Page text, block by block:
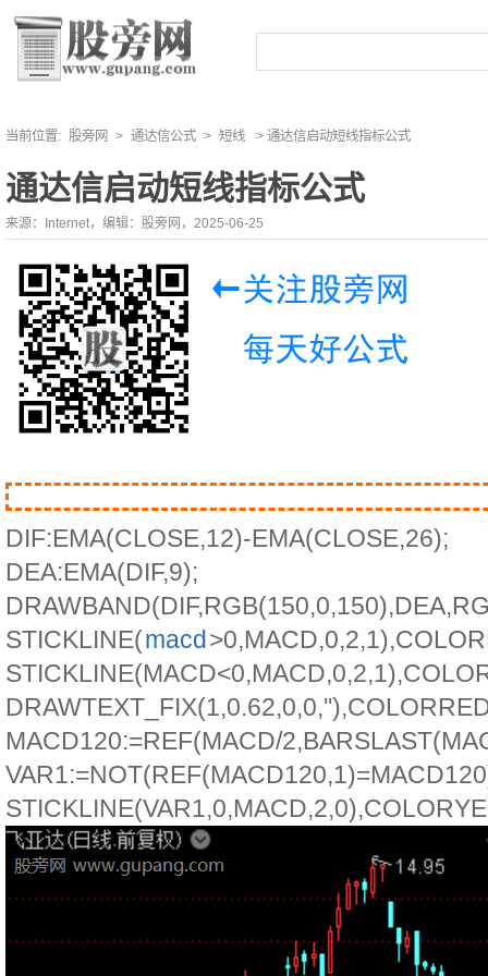
当前位置: 股旁网 > 通达信公式 > 短线 > 通达信启动短线指标公式
通达信启动短线指标公式
来源：Internet，编辑：股旁网，2025-06-25
DIF:EMA(CLOSE,12)-EMA(CLOSE,26);
DEA:EMA(DIF,9);
STICKLINE(macd
MACD120:=REF(MACD/